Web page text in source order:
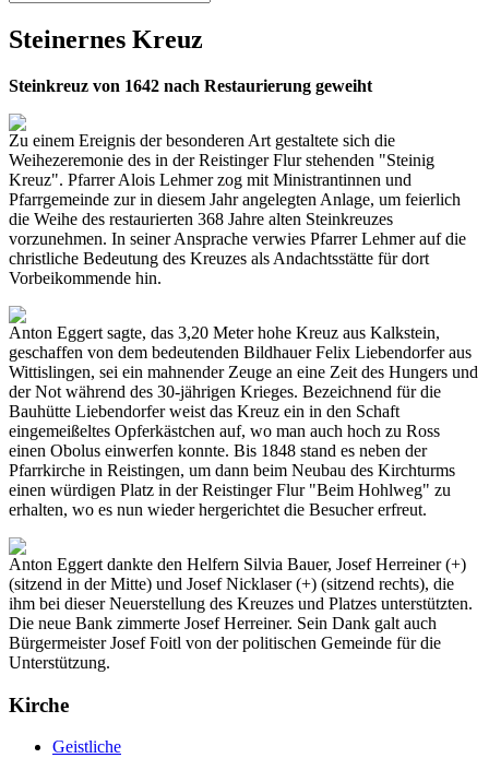
Steinernes Kreuz
Steinkreuz von 1642 nach Restaurierung geweiht
Zu einem Ereignis der besonderen Art gestaltete sich die
Weihezeremonie des in der Reistinger Flur stehenden "Steinig
Kreuz". Pfarrer Alois Lehmer zog mit Ministrantinnen und
Pfarrgemeinde zur in diesem Jahr angelegten Anlage, um feierlich
die Weihe des restaurierten 368 Jahre alten Steinkreuzes
vorzunehmen. In seiner Ansprache verwies Pfarrer Lehmer auf die
christliche Bedeutung des Kreuzes als Andachtsstätte für dort
Vorbeikommende hin.
Anton Eggert sagte, das 3,20 Meter hohe Kreuz aus Kalkstein,
geschaffen von dem bedeutenden Bildhauer Felix Liebendorfer aus
Wittislingen, sei ein mahnender Zeuge an eine Zeit des Hungers und
der Not während des 30-jährigen Krieges. Bezeichnend für die
Bauhütte Liebendorfer weist das Kreuz ein in den Schaft
eingemeißeltes Opferkästchen auf, wo man auch hoch zu Ross
einen Obolus einwerfen konnte. Bis 1848 stand es neben der
Pfarrkirche in Reistingen, um dann beim Neubau des Kirchturms
einen würdigen Platz in der Reistinger Flur "Beim Hohlweg" zu
erhalten, wo es nun wieder hergerichtet die Besucher erfreut.
Anton Eggert dankte den Helfern Silvia Bauer, Josef Herreiner (+)
(sitzend in der Mitte) und Josef Nicklaser (+) (sitzend rechts), die
ihm bei dieser Neuerstellung des Kreuzes und Platzes unterstützten.
Die neue Bank zimmerte Josef Herreiner. Sein Dank galt auch
Bürgermeister Josef Foitl von der politischen Gemeinde für die
Unterstützung.
Kirche
Geistliche